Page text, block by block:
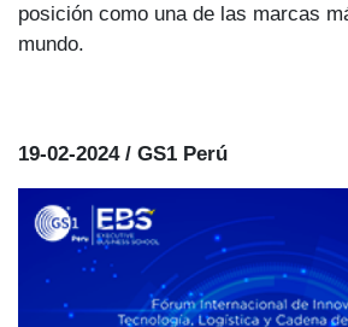
posición como una de las marcas
mundo.
19-02-2024 / GS1 Perú